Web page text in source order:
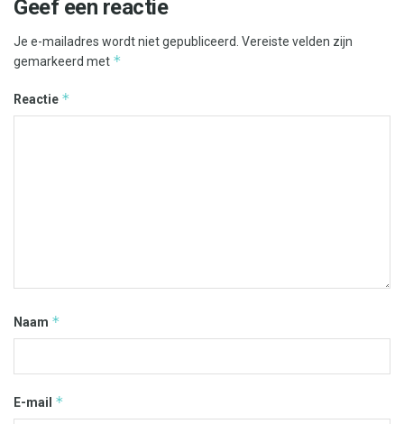
Geef een reactie
Je e-mailadres wordt niet gepubliceerd. Vereiste velden zijn
gemarkeerd met *
Reactie *
Naam *
E-mail *